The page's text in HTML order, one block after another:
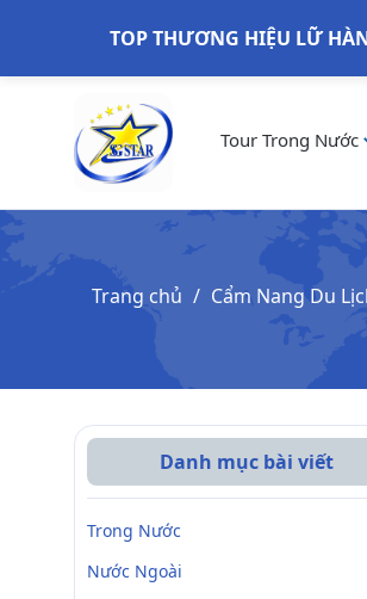
TOP THƯƠNG HIỆU LỮ
Tour Trong Nước
Trang chủ Cẩm Nang Du
Danh mục bài viết
Trong Nước
Nước Ngoài